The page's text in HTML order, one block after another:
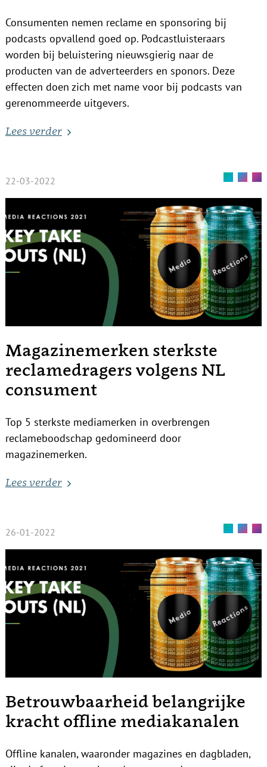
Consumenten nemen reclame en sponsoring bij
podcasts opvallend goed op. Podcastluisteraars
worden bij beluistering nieuwsgierig naar de
producten van de adverteerders en sponors. Deze
effecten doen zich met name voor bij podcasts van
gerenommeerde uitgevers.
Lees verder
22-03-2022
Magazinemerken sterkste
reclamedragers volgens NL
consument
Top 5 sterkste mediamerken in overbrengen
reclameboodschap gedomineerd door
magazinemerken.
Lees verder
26-01-2022
Betrouwbaarheid belangrijke
kracht offline mediakanalen
Offline kanalen, waaronder magazines en dagbladen,